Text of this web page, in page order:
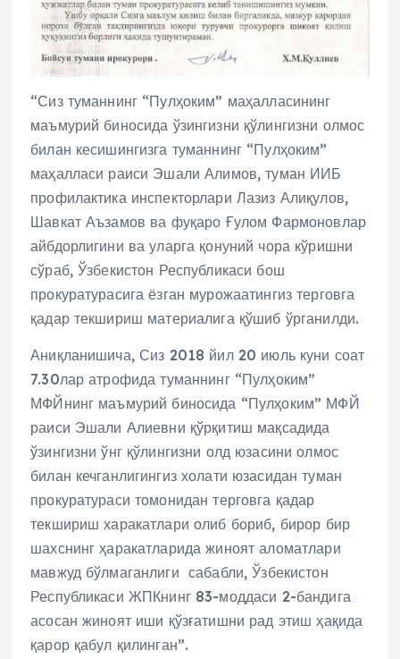
“Сиз туманнинг “Пулҳоким” маҳалласининг
маъмурий биносида ўзингизни қўлингизни олмос
билан кесишингизга туманнинг “Пулҳоким”
маҳалласи раиси Эшали Алимов, туман ИИБ
профилактика инспекторлари Лазиз Алиқулов,
Шавкат Аъзамов ва фуқаро Ғулом Фармоновлар
айбдорлигини ва уларга қонуний чора кўришни
сўраб, Ўзбекистон Республикаси бош
прокуратурасига ёзган мурожаатингиз терговга
қадар текшириш материалига қўшиб ўрганилди.
Аниқланишича, Сиз 2018 йил 20 июль куни соат
7.30лар атрофида туманнинг “Пулҳоким”
МФЙнинг маъмурий биносида “Пулҳоким” МФЙ
раиси Эшали Алиевни қўрқитиш мақсадида
ўзингизни ўнг қўлингизни олд юзасини олмос
билан кечганлигингиз холати юзасидан туман
прокуратураси томонидан терговга қадар
текшириш харакатлари олиб бориб, бирор бир
шахснинг ҳаракатларида жиноят аломатлари
мавжуд бўлмаганлиги сабабли, Ўзбекистон
Республикаси ЖПКнинг 83-моддаси 2-бандига
асосан жиноят иши қўзғатишни рад этиш ҳақида
қарор қабул қилинган”.